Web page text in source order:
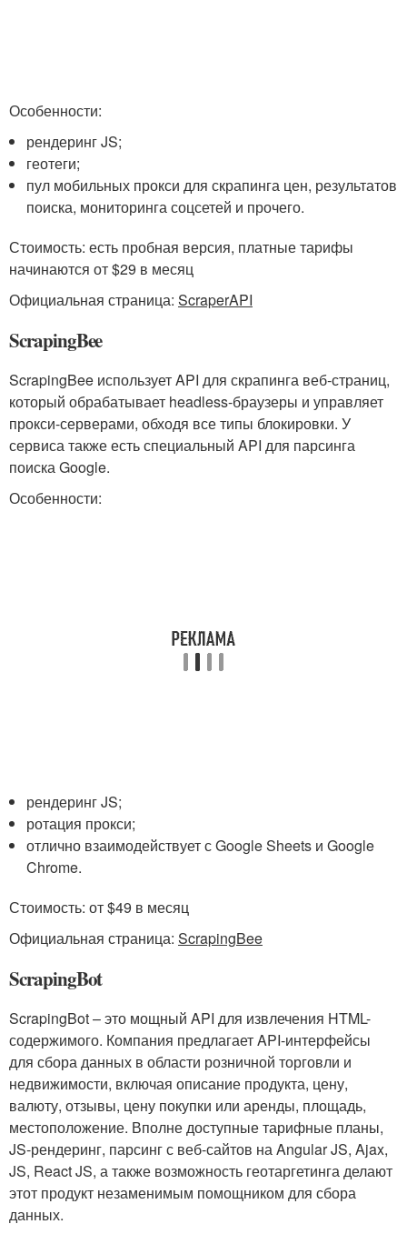
Особенности:
рендеринг JS;
геотеги;
пул мобильных прокси для скрапинга цен, результатов
поиска, мониторинга соцсетей и прочего.
Стоимость: есть пробная версия, платные тарифы
начинаются от $29 в месяц
Официальная страница: ScraperAPI
ScrapingBee
ScrapingBee использует API для скрапинга веб-страниц,
который обрабатывает headless-браузеры и управляет
прокси-серверами, обходя все типы блокировки. У
сервиса также есть специальный API для парсинга
поиска Google.
Особенности:
рендеринг JS;
ротация прокси;
отлично взаимодействует с Google Sheets и Google
Chrome.
Стоимость: от $49 в месяц
Официальная страница: ScrapingBee
ScrapingBot
ScrapingBot – это мощный API для извлечения HTML-
содержимого. Компания предлагает API-интерфейсы
для сбора данных в области розничной торговли и
недвижимости, включая описание продукта, цену,
валюту, отзывы, цену покупки или аренды, площадь,
местоположение. Вполне доступные тарифные планы,
JS-рендеринг, парсинг с веб-сайтов на Angular JS, Ajax,
JS, React JS, а также возможность геотаргетинга делают
этот продукт незаменимым помощником для сбора
данных.